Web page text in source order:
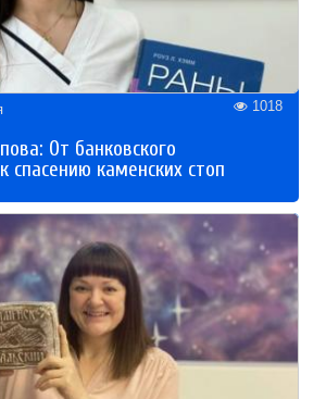
1018
От банковского
спасению каменских стоп